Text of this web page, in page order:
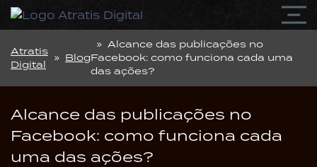
Atratis
Digital
» Blog
» Alcance das publicações no
Facebook: como funciona cada uma
das ações?
Alcance das publicações no
Facebook: como funciona cada
uma das ações?